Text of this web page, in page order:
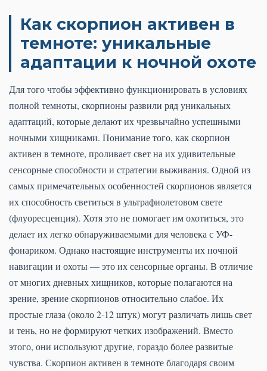
Как скорпион активен в
темноте: уникальные
адаптации к ночной охоте
Для того чтобы эффективно функционировать в условиях
полной темноты, скорпионы развили ряд уникальных
адаптаций, которые делают их чрезвычайно успешными
ночными хищниками. Понимание того, как скорпион
активен в темноте, проливает свет на их удивительные
сенсорные способности и стратегии выживания. Одной из
самых примечательных особенностей скорпионов является
их способность светиться в ультрафиолетовом свете
(флуоресценция). Хотя это не помогает им охотиться, это
делает их легко обнаруживаемыми для человека с УФ-
фонариком. Однако настоящие инструменты их ночной
навигации и охоты — это их сенсорные органы. В отличие
от многих дневных хищников, которые полагаются на
зрение, зрение скорпионов относительно слабое. Их
простые глаза (около 2-12 штук) могут различать лишь свет
и тень, но не формируют четких изображений. Вместо
этого, они используют другие, гораздо более развитые
чувства. Скорпион активен в темноте благодаря своим